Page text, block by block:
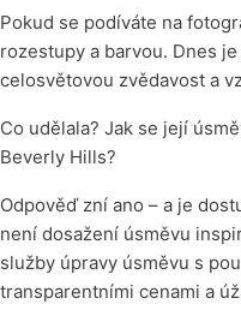
Pokud se podíváte na
rozestupy a barvou. Dnes
celosvětovou zvědavost a
Co udělala? Jak se její
Beverly Hills?
Odpověď zní ano – a je
není dosažení úsměvu
služby úpravy úsměvu s
transparentními cenami a